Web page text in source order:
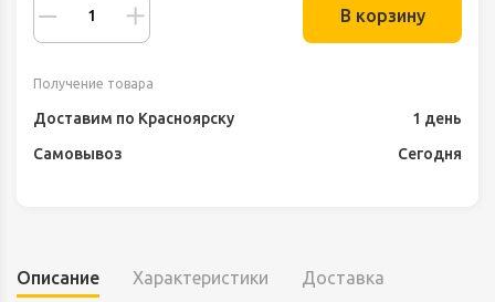
В корзину
Получение товара
Доставим по Красноярску
1 день
Самовывоз
Сегодня
Описание Характеристики Доставка